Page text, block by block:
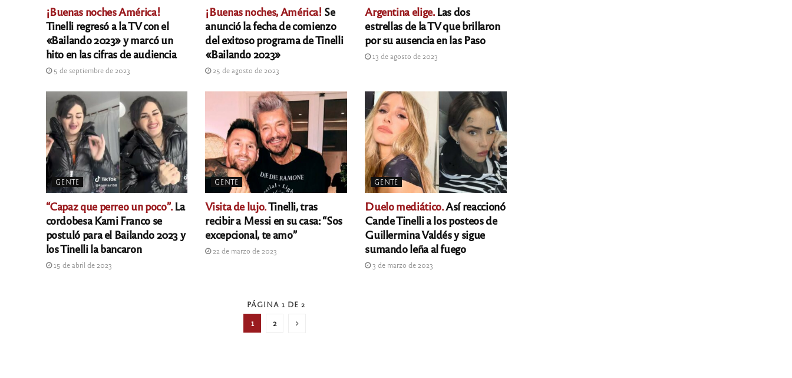
¡Buenas noches América!
Tinelli regresó a la TV con el
«Bailando 2023» y marcó un
hito en las cifras de audiencia
5 de septiembre de 2023
¡Buenas noches, América! Se
anunció la fecha de comienzo
del exitoso programa de Tinelli
«Bailando 2023»
25 de agosto de 2023
Argentina elige.Las dos
estrellas de la TV que brillaron
por su ausencia en las Paso
13 de agosto de 2023
GENTE
“Capaz que perreo un poco”.La
cordobesa Kami Franco se
postuló para el Bailando 2023 y
los Tinelli la bancaron
15 de abril de 2023
GENTE
Visita de lujo.Tinelli, tras
recibir a Messi en su casa: “Sos
excepcional, te amo”
22 de marzo de 2023
GENTE
Duelo mediático.Así reaccionó
Cande Tinelli a los posteos de
Guillermina Valdés y sigue
sumando leña al fuego
3 de marzo de 2023
PÁGINA 1 DE 2
1 2